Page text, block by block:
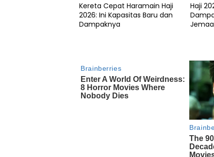
Kereta Cepat Haramain Haji
2026: Ini Kapasitas Baru dan
Dampaknya
Haji